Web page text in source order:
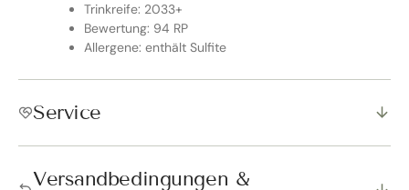
Trinkreife: 2033+
Bewertung: 94 RP
Allergene: enthält Sulfite
Service
Versandbedingungen &